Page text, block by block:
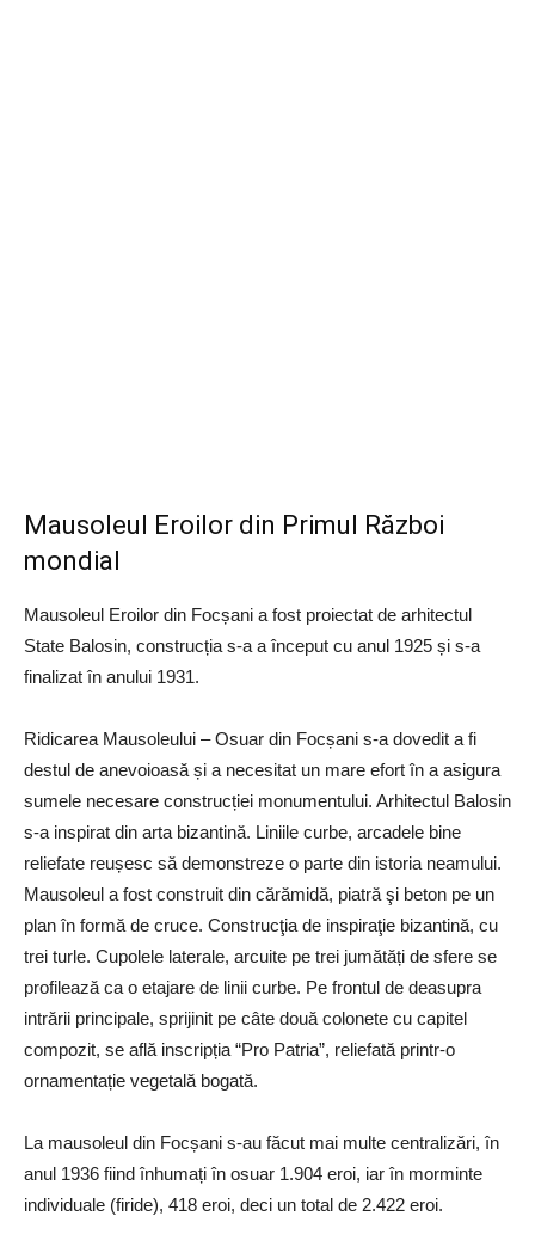
Mausoleul Eroilor din Primul Război
mondial
Mausoleul Eroilor din Focșani a fost proiectat de arhitectul
State Balosin, construcția s-a a început cu anul 1925 și s-a
finalizat în anului 1931.
Ridicarea Mausoleului – Osuar din Focșani s-a dovedit a fi
destul de anevoioasă și a necesitat un mare efort în a asigura
sumele necesare construcției monumentului. Arhitectul Balosin
s-a inspirat din arta bizantină. Liniile curbe, arcadele bine
reliefate reușesc să demonstreze o parte din istoria neamului.
Mausoleul a fost construit din cărămidă, piatră şi beton pe un
plan în formă de cruce. Construcţia de inspiraţie bizantină, cu
trei turle. Cupolele laterale, arcuite pe trei jumătăți de sfere se
profilează ca o etajare de linii curbe. Pe frontul de deasupra
intrării principale, sprijinit pe câte două colonete cu capitel
compozit, se află inscripția “Pro Patria”, reliefată printr-o
ornamentație vegetală bogată.
La mausoleul din Focșani s-au făcut mai multe centralizări, în
anul 1936 fiind înhumați în osuar 1.904 eroi, iar în morminte
individuale (firide), 418 eroi, deci un total de 2.422 eroi.